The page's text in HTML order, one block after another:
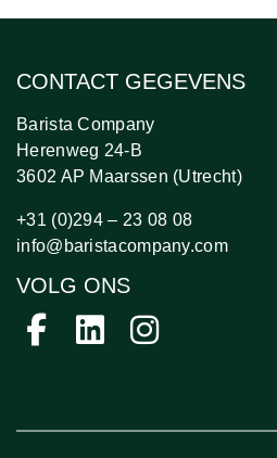
CONTACT GEGEVENS
Barista Company
Herenweg 24-B
3602 AP Maarssen (Utrecht)
+31 (0)294 – 23 08 08
info@baristacompany.com
VOLG ONS